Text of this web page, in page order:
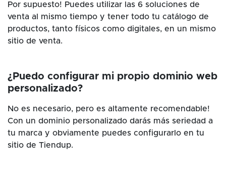
Por supuesto! Puedes utilizar las 6 soluciones de
venta al mismo tiempo y tener todo tu catálogo de
productos, tanto físicos como digitales, en un mismo
sitio de venta.
¿Puedo configurar mi propio dominio web
personalizado?
No es necesario, pero es altamente recomendable!
Con un dominio personalizado darás más seriedad a
tu marca y obviamente puedes configurarlo en tu
sitio de Tiendup.